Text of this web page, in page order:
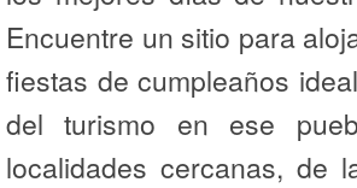
Encuentre un sitio para
fiestas de cumpleaños
del turismo en ese
localidades cercanas, de